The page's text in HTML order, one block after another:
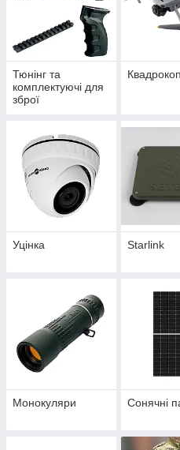
Тюнінг та
комплектуючі для
зброї
Уцінка Starlink
Монокуляри Сонячні